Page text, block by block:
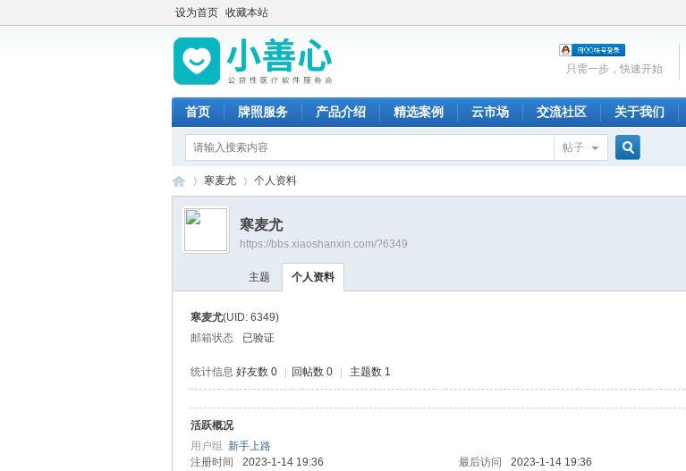
设为首页 收藏本站
只需一步，快速开始
首页 牌照服务 产品介绍 精选案例 云市场 交流社区 关于我们
帖子
›
寒麦尤 个人资料
寒麦尤
https://bbs.xiaoshanxin.com/?6349
主题 个人资料
寒麦尤(UID: 6349)
邮箱状态
已验证
统计信息 好友数 0 回帖数 0 主题数 1
活跃概况
用户组 新手上路
注册时间
2023-1-14 19:36 最后访问 2023-1-14 19:36